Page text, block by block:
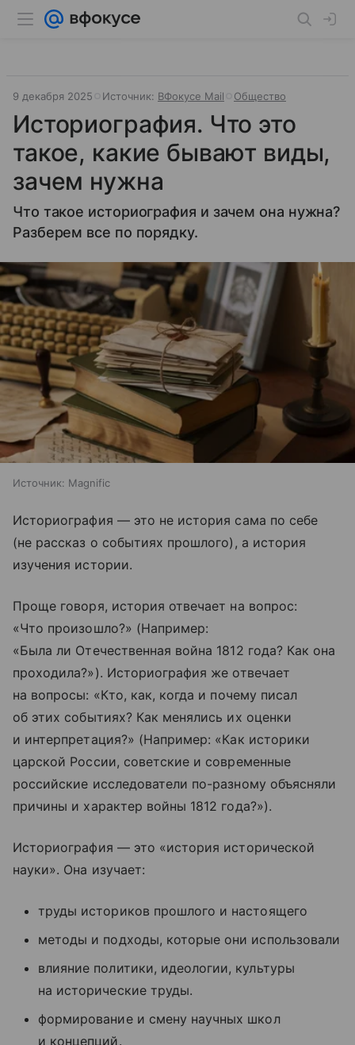
9 декабря 2025 Источник: ВФокусе Mail Общество
Историография. Что это
такое, какие бывают виды,
зачем нужна
Что такое историография и зачем она нужна?
Разберем все по порядку.
Источник: Magnific
Историография — это не история сама по себе
(не рассказ о событиях прошлого), а история
изучения истории.
Проще говоря, история отвечает на вопрос:
«Что произошло?» (Например:
«Была ли Отечественная война 1812 года? Как она
проходила?»). Историография же отвечает
на вопросы: «Кто, как, когда и почему писал
об этих событиях? Как менялись их оценки
и интерпретация?» (Например: «Как историки
царской России, советские и современные
российские исследователи по-разному объясняли
причины и характер войны 1812 года?»).
Историография — это «история исторической
науки». Она изучает:
труды историков прошлого и настоящего
методы и подходы, которые они использовали
влияние политики, идеологии, культуры
на исторические труды.
формирование и смену научных школ
и концепций.